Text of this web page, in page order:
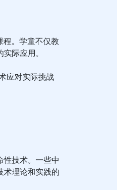
程。学童不仅教
际应用。
应对实际挑战
性技术。一些中
术理论和实践的